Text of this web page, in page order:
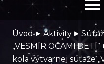
Úvod▸ Aktivity ▸
„VESMÍR OČAMI DETÍ”
kola výtvarnej súťaže